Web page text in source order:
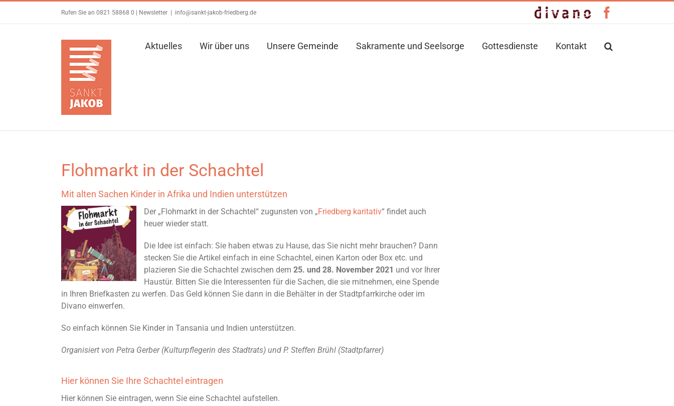
Rufen Sie an 0821 58868 0 | Newsletter info@sankt-jakob-friedberg.de Benutzerdefiniert
Aktuelles Wir über uns Unsere Gemeinde Sakramente und Seelsorge Gottesdienste Kontakt
Flohmarkt in der Schachtel
Mit alten Sachen Kinder in Afrika und Indien unterstützen
Der „Flohmarkt in der Schachtel“ zugunsten von „Friedberg karitativ“ findet auch
heuer wieder statt.
Die Idee ist einfach: Sie haben etwas zu Hause, das Sie nicht mehr brauchen? Dann
stecken Sie die Artikel einfach in eine Schachtel, einen Karton oder Box etc. und
plazieren Sie die Schachtel zwischen dem 25. und 28. November 2021 und vor Ihrer
Haustür. Bitten Sie die Interessenten für die Sachen, die sie mitnehmen, eine Spende
in Ihren Briefkasten zu werfen. Das Geld können Sie dann in die Behälter in der Stadtpfarrkirche oder im
Divano einwerfen.
So einfach können Sie Kinder in Tansania und Indien unterstützen.
Organisiert von Petra Gerber (Kulturpflegerin des Stadtrats) und P. Steffen Brühl (Stadtpfarrer)
Hier können Sie Ihre Schachtel eintragen
Hier können Sie eintragen, wenn Sie eine Schachtel aufstellen.